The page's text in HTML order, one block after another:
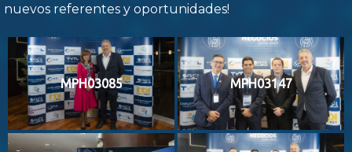
nuevos referentes y oportunidades!
MPH03085 MPH03147